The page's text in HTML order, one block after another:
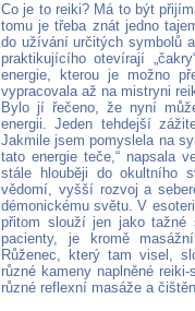
Co je to reiki? Má to být
tomu je třeba znát jedno
do užívání určitých symbolů
praktikujícího otevírají
energie, kterou je možno
vypracovala až na mistryni
Bylo jí řečeno, že nyní
energii. Jeden tehdejší
Jakmile jsem pomyslela na
tato energie teče,“ napsala
stále hlouběji do okultního
vědomí, vyšší rozvoj a
démonickému světu. V
přitom slouží jen jako tažné
pacienty, je kromě
Růženec, který tam visel,
různé kameny naplněné
různé reflexní masáže a